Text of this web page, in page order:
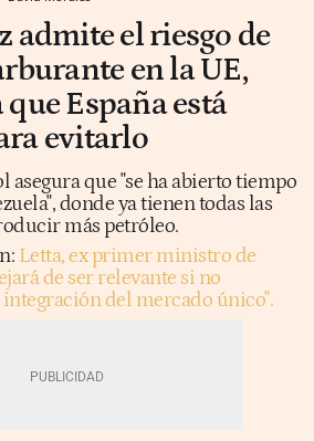
admite el riesgo de
en la UE,
España está
evitarlo
asegura que "se ha abierto tiempo
donde ya tienen todas las
más petróleo.
Letta, ex primer ministro de
de ser relevante si no
del mercado único".